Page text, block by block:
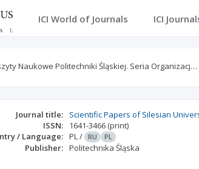
ICI World of Journals ICI
Naukowe Politechniki Śląskiej. Seria Organizacj…
Journal title:
Scientific Papers of Silesian
ISSN:
1641-3466 (print)
/ Language: PL/ RU PL
Publisher: Politechnika Śląska